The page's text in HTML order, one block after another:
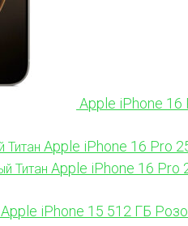
Apple iPhone
Apple iPhone 16 Pro
Apple iPhone 16
Apple iPhone 15 512 ГБ